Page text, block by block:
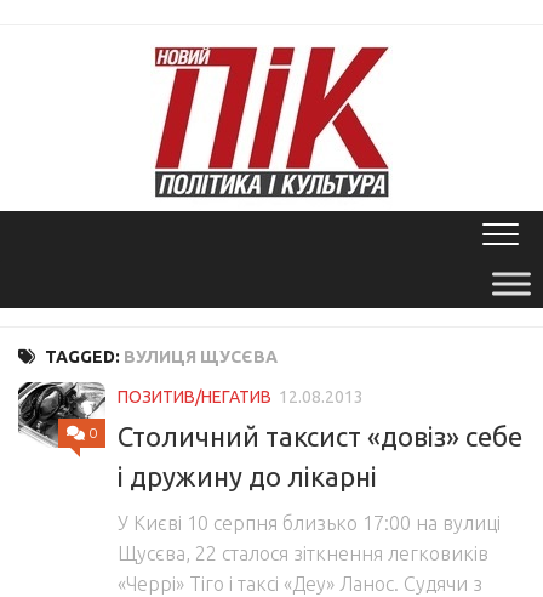
TAGGED: ВУЛИЦЯ ЩУСЄВА
0
ПОЗИТИВ/НЕГАТИВ 12.08.2013
Столичний таксист «довіз» себе
і дружину до лікарні
У Києві 10 серпня близько 17:00 на вулиці
Щусєва, 22 сталося зіткнення легковиків
«Черрі» Тіго і таксі «Деу» Ланос. Судячи з